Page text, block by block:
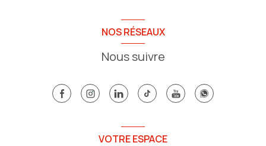
NOS RÉSEAUX
Nous suivre
VOTRE ESPACE